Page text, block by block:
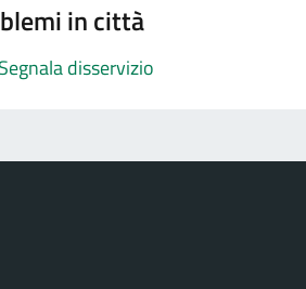
in città
Segnala disservizio